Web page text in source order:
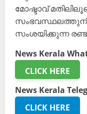
മോഷ്ടാവ്
സംശയിക്കുന്ന
News Kerala
CLICK HERE
News Kerala
CLICK HERE